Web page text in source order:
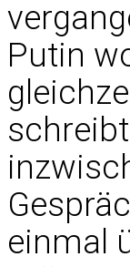
Putin
einmal